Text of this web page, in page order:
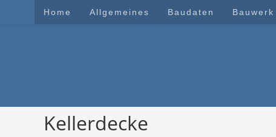
Home Allgemeines Baudaten Bauwerk
Kellerdecke